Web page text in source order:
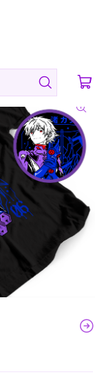
Blue Express a
EVANGELION